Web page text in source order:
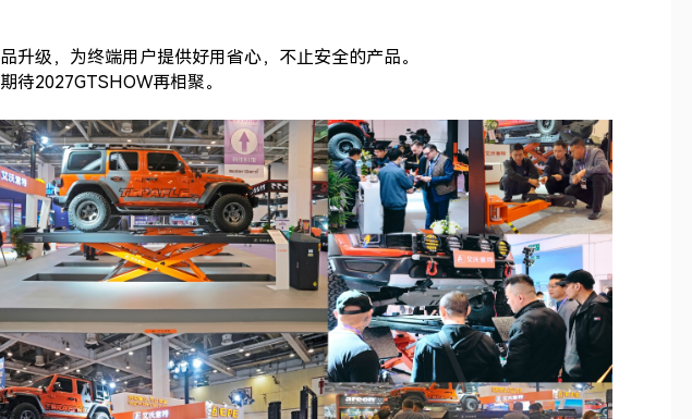
升级，为终端用户提供好用省心，不止安全的产品。
待2027GTSHOW再相聚。